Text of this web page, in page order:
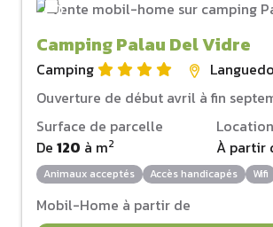
Camping Palau Del Vidre
Camping
Ouverture de début avril à fin
Surface de parcelle
De 120 à m2
À partir
Animaux acceptés Accès handicapés Wifi
Mobil-Home à partir de